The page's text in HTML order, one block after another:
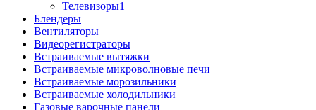
Телевизоры1
Блендеры
Вентиляторы
Видеорегистраторы
Встраиваемые вытяжки
Встраиваемые микроволновые печи
Встраиваемые морозильники
Встраиваемые холодильники
Газовые варочные панели